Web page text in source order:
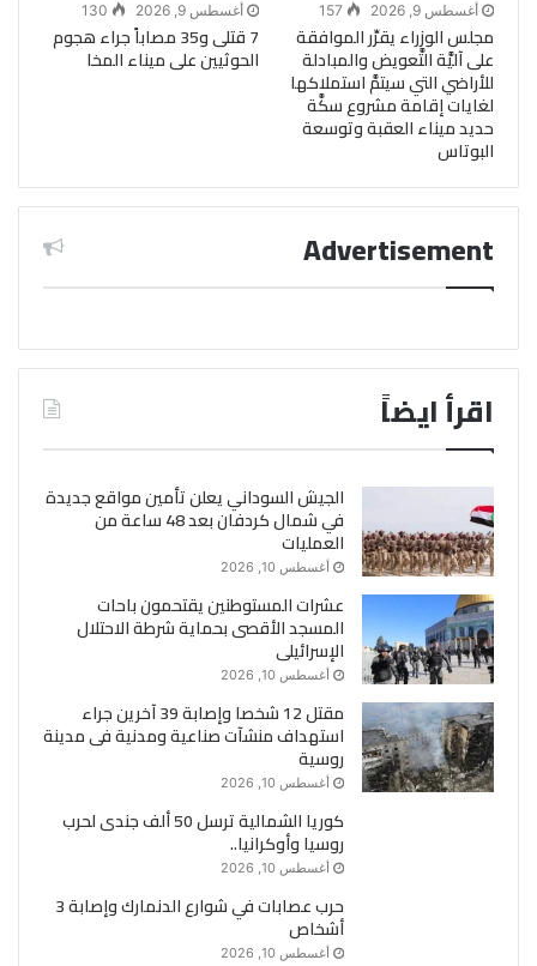
أغسطس 9, 2026 157
مجلس الوزراء يقرِّر الموافقة
على آليَّة التَّعويض والمبادلة
للأراضي التي سيتمَّ استملاكها
لغايات إقامة مشروع سكَّة
حديد ميناء العقبة وتوسعة
البوتاس
أغسطس 9, 2026 130
7 قتلى و35 مصاباً جراء هجوم
الحوثيين على ميناء المخا
Advertisement
اقرأ ايضاً
الجيش السوداني يعلن تأمين مواقع جديدة
في شمال كردفان بعد 48 ساعة من
العمليات
أغسطس 10, 2026
عشرات المستوطنين يقتحمون باحات
المسجد الأقصى بحماية شرطة الاحتلال
الإسرائيلى
أغسطس 10, 2026
مقتل 12 شخصا وإصابة 39 آخرين جراء
استهداف منشآت صناعية ومدنية فى مدينة
روسية
أغسطس 10, 2026
كوريا الشمالية ترسل 50 ألف جندى لحرب
روسيا وأوكرانيا..
أغسطس 10, 2026
حرب عصابات في شوارع الدنمارك وإصابة 3
أشخاص
أغسطس 10, 2026